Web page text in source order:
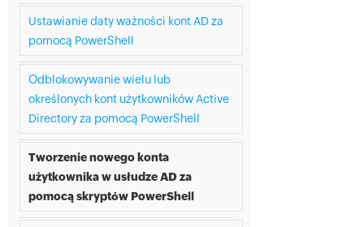
Ustawianie daty ważności kont AD za
pomocą PowerShell
Odblokowywanie wielu lub
określonych kont użytkowników Active
Directory za pomocą PowerShell
Tworzenie nowego konta
użytkownika w usłudze AD za
pomocą skryptów PowerShell